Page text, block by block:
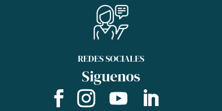
REDES SOCIALES
Siguenos